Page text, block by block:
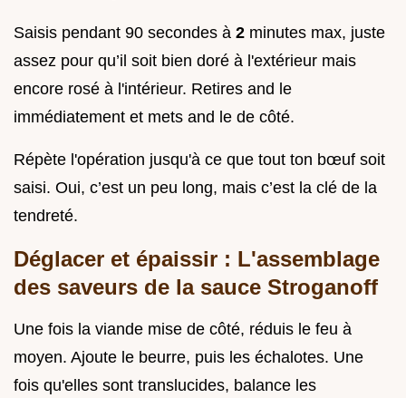
Saisis pendant 90 secondes à 2 minutes max, juste
assez pour qu’il soit bien doré à l'extérieur mais
encore rosé à l'intérieur. Retires and le
immédiatement et mets and le de côté.
Répète l'opération jusqu'à ce que tout ton bœuf soit
saisi. Oui, c’est un peu long, mais c’est la clé de la
tendreté.
Déglacer et épaissir : L'assemblage
des saveurs de la sauce Stroganoff
Une fois la viande mise de côté, réduis le feu à
moyen. Ajoute le beurre, puis les échalotes. Une
fois qu'elles sont translucides, balance les